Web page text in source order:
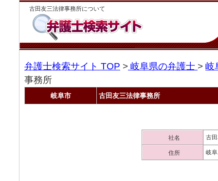
古田友三法律事務所について
弁護士検索サイト TOP > 岐阜県の弁護士 > 岐
事務所
岐阜市 古田友三法律事務所
社名 古
住所 岐